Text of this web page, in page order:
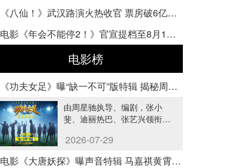
《八仙！》武汉路演火热收官 票房破6亿观众热情高涨
电影《年会不能停2！》官宣提档至8月1日 爆笑狂欢提前加载请接收
电影榜
《功夫女足》曝“缺一不可”版特辑 揭秘周星驰新作中的新人力量
由周星驰执导、编剧，张小
斐、迪丽热巴、张艺兴领衔主
演，艾米、雪野、蔡思贝、胡
···…
2026-07-29
电影《大唐妖探》曝声音特辑 马嘉祺黄霄雲唱响少年热血之歌！